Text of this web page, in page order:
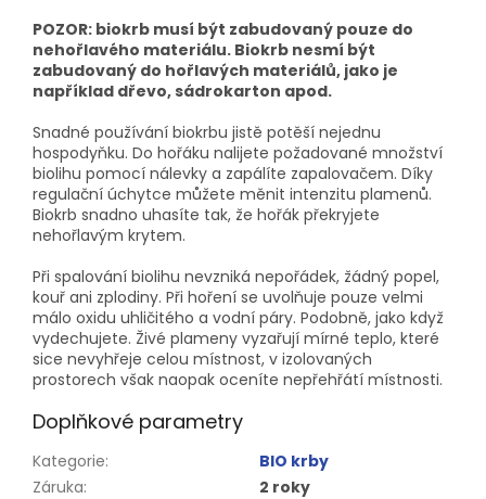
POZOR: biokrb musí být zabudovaný pouze do
nehořlavého materiálu. Biokrb nesmí být
zabudovaný do hořlavých materiálů, jako je
například dřevo, sádrokarton apod.
Snadné používání biokrbu jistě potěší nejednu
hospodyňku. Do hořáku nalijete požadované množství
biolihu pomocí nálevky a zapálíte zapalovačem. Díky
regulační úchytce můžete měnit intenzitu plamenů.
Biokrb snadno uhasíte tak, že hořák překryjete
nehořlavým krytem.
Při spalování biolihu nevzniká nepořádek, žádný popel,
kouř ani zplodiny. Při hoření se uvolňuje pouze velmi
málo oxidu uhličitého a vodní páry. Podobně, jako když
vydechujete. Živé plameny vyzařují mírné teplo, které
sice nevyhřeje celou místnost, v izolovaných
prostorech však naopak oceníte nepřehřátí místnosti.
Doplňkové parametry
Kategorie:
BIO krby
Záruka:
2 roky